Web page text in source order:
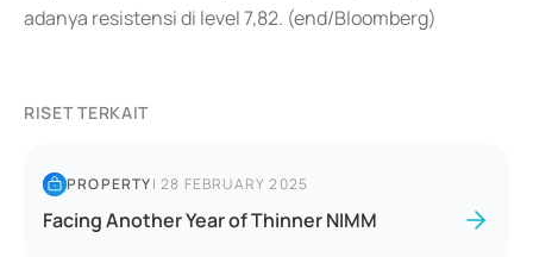
adanya resistensi di level 7,82. (end/Bloomberg)
RISET TERKAIT
PROPERTY|28 FEBRUARY 2025
Facing Another Year of Thinner NIMM